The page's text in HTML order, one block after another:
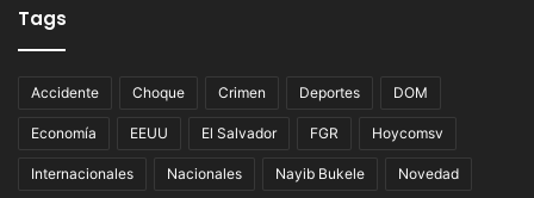
Tags
Accidente Choque Crimen Deportes DOM
Economía EEUU El Salvador FGR Hoycomsv
Internacionales Nacionales Nayib Bukele Novedad